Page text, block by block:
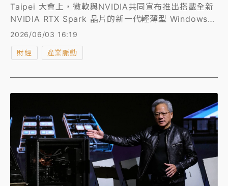
Taipei 大會上，微軟與NVIDIA共同宣布推出搭載全新
NVIDIA RTX Spark 晶片的新一代輕薄型 Windows
PC，微軟裝置夥伴暨銷售事業群副總裁馬克·林頓
（Mark Linton）今在COMPUTEX專題演講中表示，
全新Surface RTX Spark開發者專用機（Dev Box）
Windows 11，為開發者提供預配置且高效能的本地AI
開發環境，避免雲端不可預測成本壓力。而全球首創桌
邊AI超級電腦DGX Station for Windows正式登場，
搭載輝達GB300平台及 Grace Blackwell Ultra晶
片，專為開發與運行尖端AI模型與智慧代理設計，擁強
化大型模型計算能力。
2026/06/03 16:19
財經 產業脈動